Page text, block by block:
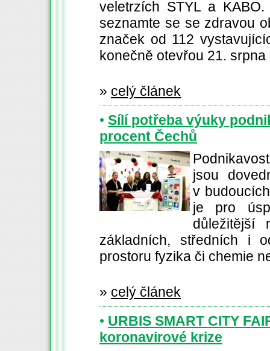
veletrzích STYL a
seznamte se se zdravou
značek od 112
konečně otevřou 21.
» celý článek
• Sílí potřeba výuky
procent Čechů
jsou
v
je pro
důležitější
základních, středních i
prostoru fyzika či chemie
» celý článek
• URBIS SMART CITY
koronavirové krize